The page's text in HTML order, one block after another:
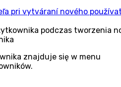
podczas tworzenia
znajduje się w menu